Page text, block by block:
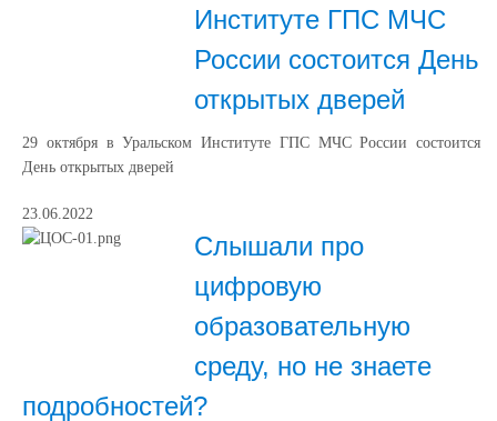
Институте ГПС МЧС
России состоится День
открытых дверей
29 октября в Уральском Институте ГПС МЧС России состоится
День открытых дверей
23.06.2022
Слышали про
цифровую
образовательную
среду, но не знаете
подробностей?